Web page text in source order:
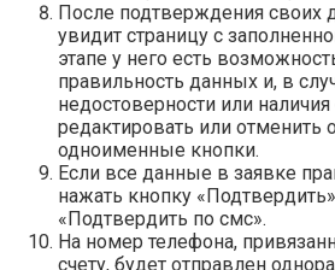
После подтверждения своих
увидит страницу с
этапе у него есть
правильность данных и, в
недостоверности или
редактировать или
одноименные кнопки.
Если все данные в заявке
нажать кнопку
«Подтвердить по смс».
На номер телефона,
счету, будет отправлен